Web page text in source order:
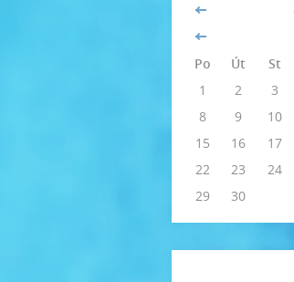
<<
<<
Po
Út St
1
2 3
8
9 10
15
16 17
22
23 24
29
30